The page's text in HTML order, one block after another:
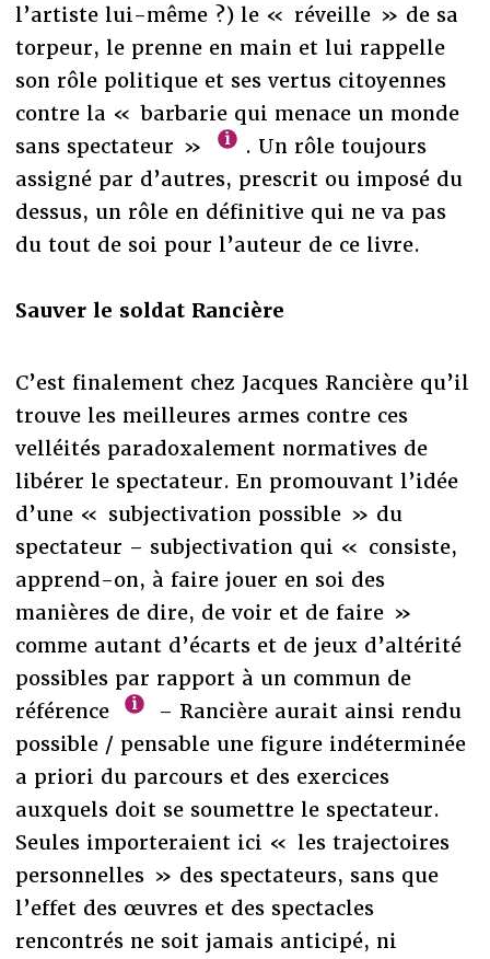
l’artiste lui-même ?) le « réveille » de sa
torpeur, le prenne en main et lui rappelle
son rôle politique et ses vertus citoyennes
contre la « barbarie qui menace un monde
sans spectateur »
. Un rôle toujours
assigné par d’autres, prescrit ou imposé du
dessus, un rôle en définitive qui ne va pas
du tout de soi pour l’auteur de ce livre.
Sauver le soldat Rancière
C’est finalement chez Jacques Rancière qu’il
trouve les meilleures armes contre ces
velléités paradoxalement normatives de
libérer le spectateur. En promouvant l’idée
d’une « subjectivation possible » du
spectateur – subjectivation qui « consiste,
apprend-on, à faire jouer en soi des
manières de dire, de voir et de faire »
comme autant d’écarts et de jeux d’altérité
possibles par rapport à un commun de
référence
– Rancière aurait ainsi rendu
possible / pensable une figure indéterminée
a priori du parcours et des exercices
auxquels doit se soumettre le spectateur.
Seules importeraient ici « les trajectoires
personnelles » des spectateurs, sans que
l’effet des œuvres et des spectacles
rencontrés ne soit jamais anticipé, ni